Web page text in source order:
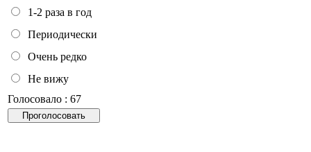
1-2 раза в год
Периодически
Очень редко
Не вижу
Голосовало : 67